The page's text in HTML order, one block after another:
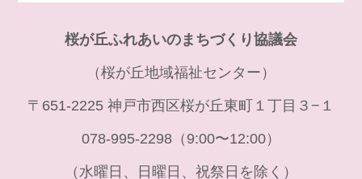
桜が丘ふれあいのまちづくり協議会
（桜が丘地域福祉センター）
〒651-2225 神戸市西区桜が丘東町１丁目３−１
078-995-2298（9:00〜12:00）
（水曜日、日曜日、祝祭日を除く）